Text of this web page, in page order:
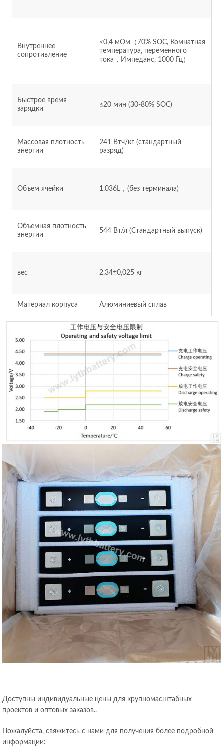
Внутреннее
сопротивление
<0,4 мОм（70% SOC, Комнатная
температура, переменного
тока，Импеданс, 1000 Гц）
Быстрое время
зарядки
≤20 мин (30-80% SOC)
Массовая плотность
энергии
241 Втч/кг (стандартный
разряд)
Объем ячейки 1.036L，(без терминала)
Объемная плотность
энергии
544 Вт/л (Стандартный выпуск)
вес 2.34±0,025 кг
Материал корпуса Алюминиевый сплав
Доступны индивидуальные цены для крупномасштабных
проектов и оптовых заказов..
Пожалуйста, свяжитесь с нами для получения более подробной
информации: